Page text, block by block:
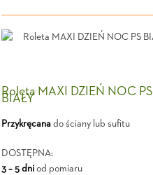
Roleta MAXI DZIEŃ NOC PS
BIAŁY
Przykręcanado ściany lub sufitu
DOSTĘPNA:
3 – 5 dniod pomiaru